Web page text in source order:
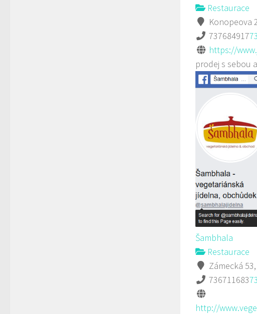
Restaurace
Konopeova
737684917
https://
prodej s sebou
Šambhala
Restaurace
Zámecká
736711683
http://